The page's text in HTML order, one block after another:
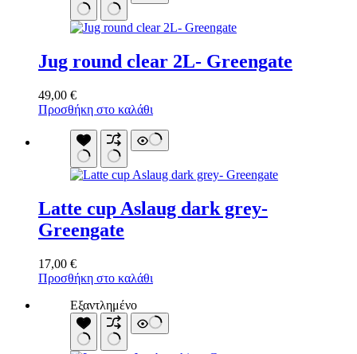
Jug round clear 2L- Greengate
49,00 €
Προσθήκη στο καλάθι
Latte cup Aslaug dark grey-
Greengate
17,00 €
Προσθήκη στο καλάθι
Εξαντλημένο